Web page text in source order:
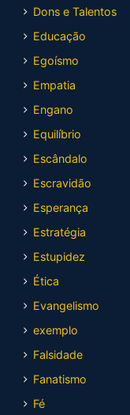
Dons e Talentos
Educação
Egoísmo
Empatia
Engano
Equilíbrio
Escândalo
Escravidão
Esperança
Estratégia
Estupidez
Ética
Evangelismo
exemplo
Falsidade
Fanatismo
Fé